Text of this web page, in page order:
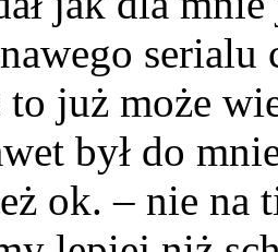
już może
był do
ok. – nie na